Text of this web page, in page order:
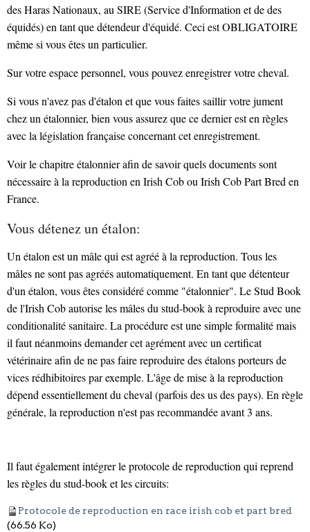
des Haras Nationaux, au SIRE (Service d'Information et de des
équidés) en tant que détendeur d'équidé. Ceci est OBLIGATOIRE
même si vous êtes un particulier.
Sur votre espace personnel, vous pouvez enregistrer votre cheval.
Si vous n'avez pas d'étalon et que vous faites saillir votre jument
chez un étalonnier, bien vous assurez que ce dernier est en règles
avec la législation française concernant cet enregistrement.
Voir le chapitre étalonnier afin de savoir quels documents sont
nécessaire à la reproduction en Irish Cob ou Irish Cob Part Bred en
France.
Vous détenez un étalon:
Un étalon est un mâle qui est agréé à la reproduction. Tous les
mâles ne sont pas agréés automatiquement. En tant que détenteur
d'un étalon, vous êtes considéré comme "étalonnier". LeStud Book
de l'Irish Cob autorise les mâles du stud-book à reproduire avec une
conditionalité sanitaire. La procédure est une simple formalité mais
il faut néanmoins demander cet agrément avec un certificat
vétérinaire afin de ne pas faire reproduire des étalons porteurs de
vices rédhibitoires par exemple. L'âge de mise à la reproduction
dépend essentiellement du cheval (parfois des us des pays). En règle
générale, la reproduction n'est pas recommandée avant 3 ans.
Il faut également intégrer le protocole de reproduction qui reprend
les règles du stud-book et les circuits:
Protocole de reproduction en race irish cob et part bred
(66.56 Ko)